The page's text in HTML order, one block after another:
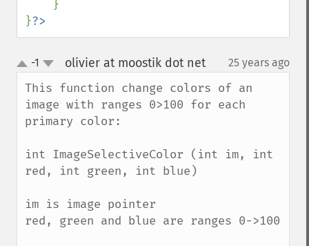
}?>
up
down
-1 olivier at moostik dot net¶ 25 years ago
This function change colors of an
image with ranges 0>100 for each
primary color:
int ImageSelectiveColor (int im, int
red, int green, int blue)
im is image pointer
red, green and blue are ranges 0->100